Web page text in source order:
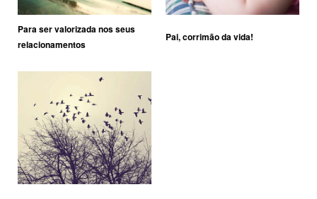
Para ser valorizada nos seus
relacionamentos
Pai, corrimão da vida!